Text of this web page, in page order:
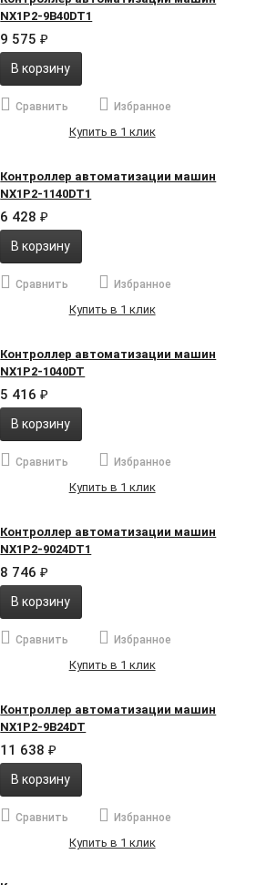
NX1P2-9B40DT1
9 575₽
В корзину
Сравнить Избранное
Купить в 1 клик
Контроллер автоматизации машин
NX1P2-1140DT1
6 428₽
В корзину
Сравнить Избранное
Купить в 1 клик
Контроллер автоматизации машин
NX1P2-1040DT
5 416₽
В корзину
Сравнить Избранное
Купить в 1 клик
Контроллер автоматизации машин
NX1P2-9024DT1
8 746₽
В корзину
Сравнить Избранное
Купить в 1 клик
Контроллер автоматизации машин
NX1P2-9B24DT
11 638₽
В корзину
Сравнить Избранное
Купить в 1 клик